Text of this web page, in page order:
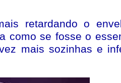
retardando o
como se fosse o
mais sozinhas e